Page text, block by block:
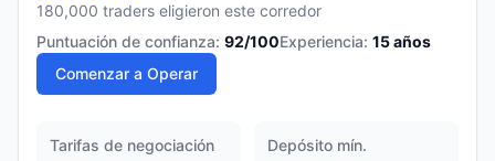
180,000 traders eligieron este corredor
Puntuación de confianza: 92/100Experiencia: 15años
Comenzar a Operar
Tarifas de negociación
Depósito mín.